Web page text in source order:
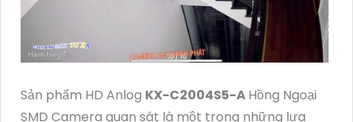
Sản phẩm HD Anlog KX-C2004S5-AHồng Ngoại
SMD Camera quan sát là một trong những lựa